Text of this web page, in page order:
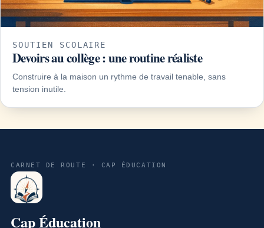
SOUTIEN SCOLAIRE
Devoirs au collège : une routine réaliste
Construire à la maison un rythme de travail tenable, sans
tension inutile.
CARNET DE ROUTE · CAP ÉDUCATION
Cap Éducation